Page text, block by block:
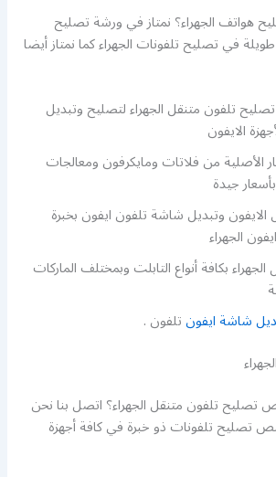
هواتف الجهراء؟ نمتاز في ورشة تصليح
طويلة في تصليح تلفونات الجهراء كما نمتاز أيضا
تلفون متنقل الجهراء لتصليح وتبديل
الايفون
الأصلية من فلاتات ومايكرفون ومعالجات
جيدة
وتبديل شاشة تلفون ايفون بخبرة
الجهراء
الجهراء بكافة أنواع التابلت وبمختلف الماركات
شاشة ايفونتلفون .
تلفون متنقل الجهراء؟ اتصل بنا نحن
تصليح تلفونات ذو خبرة في كافة أجهزة